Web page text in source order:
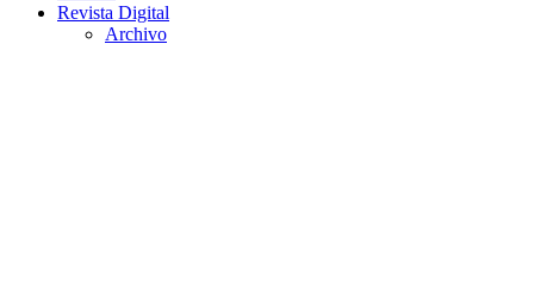
Revista Digital
Archivo